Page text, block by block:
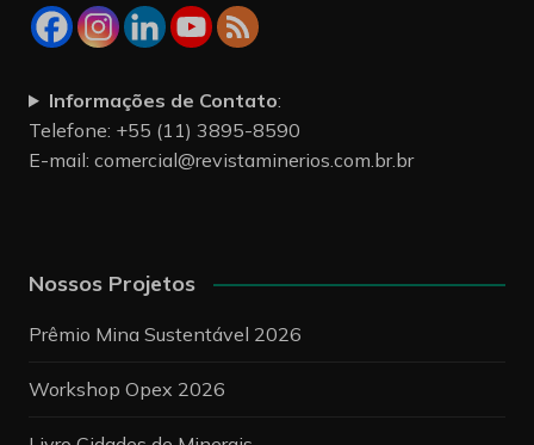
Informações de Contato:
Telefone: +55 (11) 3895-8590
E-mail: comercial@revistaminerios.com.br.br
Nossos Projetos
Prêmio Mina Sustentável 2026
Workshop Opex 2026